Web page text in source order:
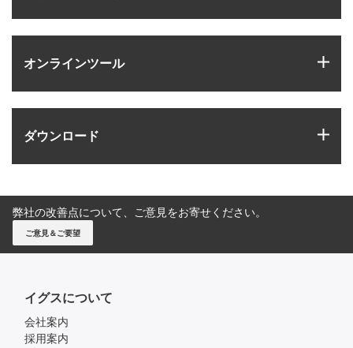
オンラインツール
ダウンロード
弊社の改善点について、ご意見をお寄せください。
ご意見＆ご要望
イグスについて
会社案内
採用案内